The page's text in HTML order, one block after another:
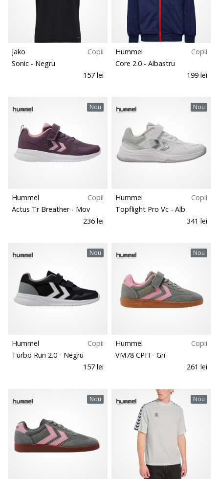
Jako
Copii
Sonic - Negru
157 lei
Hummel
Copii
Core 2.0 - Albastru
199 lei
Nou
Hummel
Copii
Actus Tr Breather - Mov
236 lei
Nou
Hummel
Copii
Topflight Pro Vc - Alb
341 lei
Nou
Hummel
Copii
Turbo Run 2.0 - Negru
157 lei
Nou
Hummel
Copii
VM78 CPH - Gri
261 lei
Nou Nou